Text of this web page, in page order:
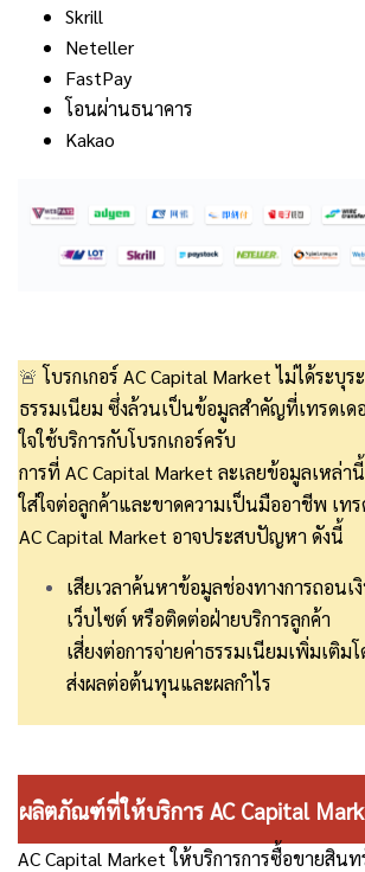
Skrill
Neteller
FastPay
โอนผ่านธนาคาร
Kakao
🚨โบรกเกอร์ AC Capital Market ไม่ได้ระบุร
ธรรมเนียม ซึ่งล้วนเป็นข้อมูลสำคัญที่เทรดเด
ใจใช้บริการกับโบรกเกอร์ครับ
การที่ AC Capital Market ละเลยข้อมูลเหล่า
ใส่ใจต่อลูกค้าและขาดความเป็นมืออาชีพ เทร
AC Capital Market อาจประสบปัญหา ดังนี้
เสียเวลาค้นหาข้อมูลช่องทางการถอนเ
เว็บไซต์ หรือติดต่อฝ่ายบริการลูกค้า
เสี่ยงต่อการจ่ายค่าธรรมเนียมเพิ่มเติม
ส่งผลต่อต้นทุนและผลกำไร
ผลิตภัณฑ์ที่ให้บริการ AC Capital
AC Capital Marketให้บริการการซื้อขายสิน